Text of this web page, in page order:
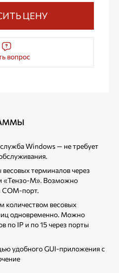
вопрос
ЦЕНУ
Windows — не требует
терминалов через
«Тензо-М». Возможно
COM-порт.
весовых
одновременно. Можно
по IP и по 15 через порты
удобного GUI-приложения с